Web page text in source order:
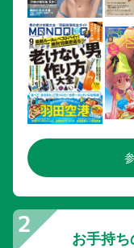
お手持ち